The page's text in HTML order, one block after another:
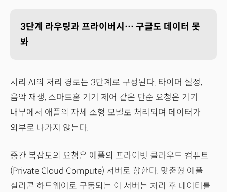
3단계 라우팅과 프라이버시… 구글도 데이터 못
봐
시리 AI의 처리 경로는 3단계로 구성된다. 타이머 설정,
음악 재생, 스마트홈 기기 제어 같은 단순 요청은 기기
내부에서 애플의 자체 소형 모델로 처리되며 데이터가
외부로 나가지 않는다.
중간 복잡도의 요청은 애플의 프라이빗 클라우드 컴퓨트
(Private Cloud Compute) 서버로 향한다. 맞춤형 애플
실리콘 하드웨어로 구동되는 이 서버는 처리 후 데이터를